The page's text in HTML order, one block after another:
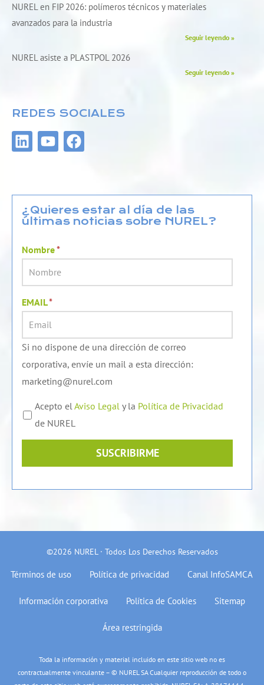
NUREL en FIP 2026: polímeros técnicos y materiales
avanzados para la industria
Seguir leyendo »
NUREL asiste a PLASTPOL 2026
Seguir leyendo »
REDES SOCIALES
L
i
e
d
i
Y
o
u
b
e
F
a
b
o
o
¿Quieres estar al día de las
últimas noticias sobre NUREL?
Nombre*
EMAIL*
Si no dispone de una dirección de correo
corporativa, envíe un mail a esta dirección:
marketing@nurel.com
Acepto el Aviso Legal y la Política de Privacidad
de NUREL
SUSCRIBIRME
©2026 NUREL · Todos Los Derechos Reservados
Términos de uso Política de privacidad Canal InfoSAMCA
Información corporativa Política de Cookies Sitemap
Área restringida
Toda la información y material incluido en este sitio web no es
contractualmente vinculante – © NUREL SA Cualquier reproducción de todo o